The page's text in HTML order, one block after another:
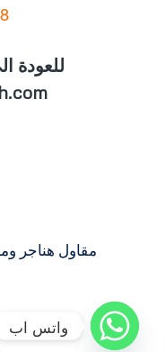
مقاول هناجر
واتس اب